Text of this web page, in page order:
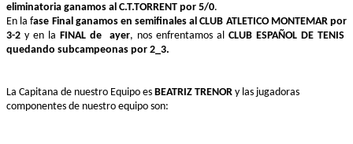
eliminatoria ganamos al C.T.TORRENT por 5/0.
En la fase Final ganamos en semifinales al CLUB ATLETICO MONTEMAR por
3-2 y en la FINAL de ayer, nos enfrentamos al CLUB ESPAÑOL DE TENIS
quedando subcampeonas por 2_3.
La Capitana de nuestro Equipo es BEATRIZ TRENOR y las jugadoras
componentes de nuestro equipo son: